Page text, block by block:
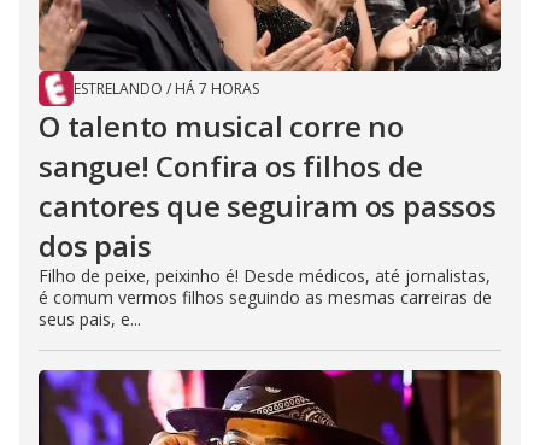
ESTRELANDO / HÁ 7 HORAS
O talento musical corre no
sangue! Confira os filhos de
cantores que seguiram os passos
dos pais
Filho de peixe, peixinho é! Desde médicos, até jornalistas,
é comum vermos filhos seguindo as mesmas carreiras de
seus pais, e...